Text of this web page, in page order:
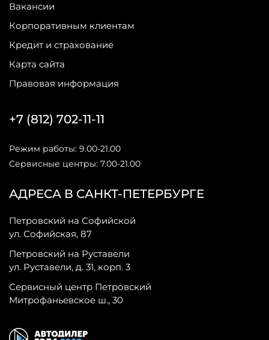
Вакансии
Корпоративным клиентам
Кредит и страхование
Карта сайта
Правовая информация
АДРЕСА В САНКТ-ПЕТЕРБУРГЕ
Петровский на Софийской
ул. Софийская, 87
Петровский на Руставели
ул. Руставели, д. 31, корп. 3
Сервисный центр Петровский
Митрофаньевское ш., 30
+7 (812) 702-11-11
Режим работы: 9.00-21.00
Сервисные центры: 7.00-21.00